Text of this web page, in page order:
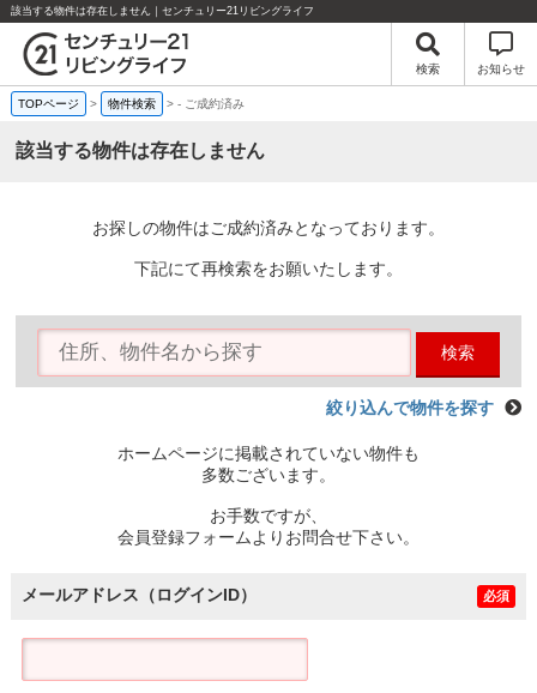
該当する物件は存在しません｜センチュリー21リビングライフ
検索 お知らせ
TOPページ > 物件検索 >- ご成約済み
該当する物件は存在しません
お探しの物件はご成約済みとなっております。
下記にて再検索をお願いたします。
検索
絞り込んで物件を探す
ホームページに掲載されていない物件も
多数ございます。
お手数ですが、
会員登録フォームよりお問合せ下さい。
メールアドレス（ログインID） 必須